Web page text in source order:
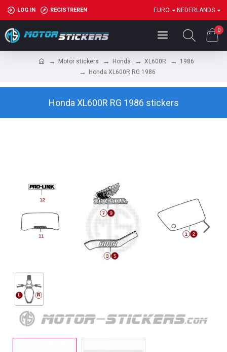
LOG IN REGISTREREN EURO NEDERLANDS
0
Motor stickers Honda XL600R
1986
Honda XL600R RG 1986
Honda XL600R RG 1986 stickers